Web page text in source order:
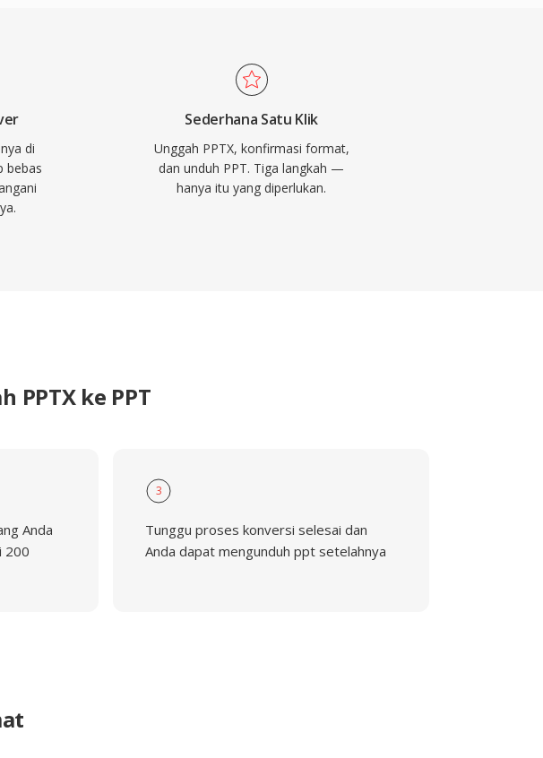
di
bebas
Sederhana Satu Klik
Unggah PPTX, konfirmasi format,
dan unduh PPT. Tiga langkah —
hanya itu yang diperlukan.
PPTX ke PPT
Anda
200
3
Tunggu proses konversi selesai dan
Anda dapat mengunduh ppt setelahnya